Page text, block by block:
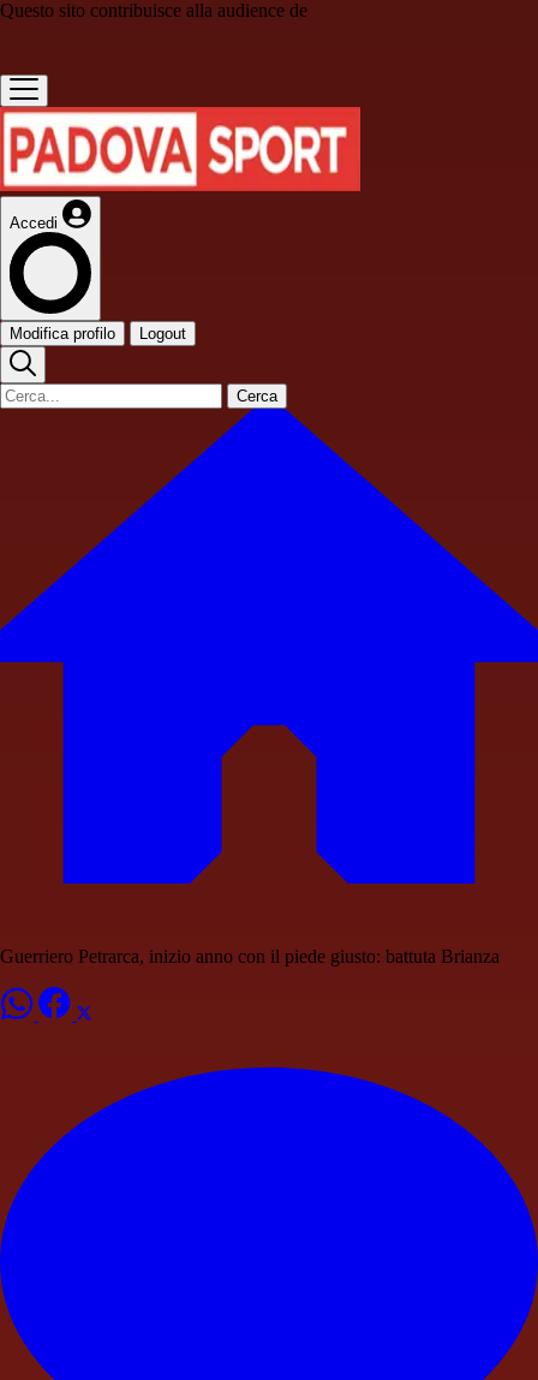
Questo sito contribuisce alla audience de
Accedi
Modifica profilo Logout
Cerca
Guerriero Petrarca, inizio anno con il piede giusto: battuta Brianza